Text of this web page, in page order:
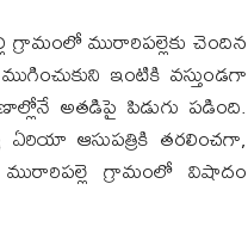
మురారిపల్లెకు చెందిన
ఇంటికి వస్తుండగా
అతడిపై పిడుగు పడింది.
ఏరియా ఆసుపత్రికి తరలించగా,
గ్రామంలో విషాదం